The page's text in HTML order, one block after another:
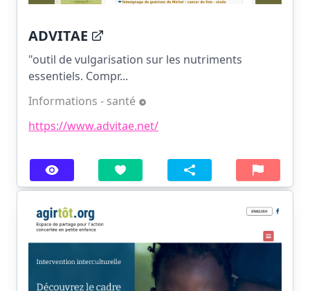
ADVITAE
"outil de vulgarisation sur les nutriments
essentiels. Compr...
Informations - santé
https://www.advitae.net/